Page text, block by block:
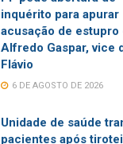
inquérito para apurar
acusação de estupro
Alfredo Gaspar, vice
Flávio
6 DE AGOSTO DE 2026
Unidade de saúde
pacientes após